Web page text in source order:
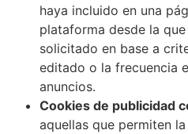
haya incluido en una
plataforma desde la
solicitado en base a
editado o la frecuencia
anuncios.
Cookies de publicidad
aquellas que permiten